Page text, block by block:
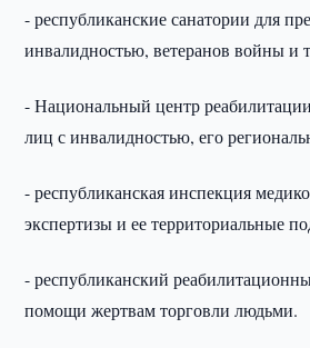
- республиканские санатории для
инвалидностью, ветеранов войны и
- Национальный центр
лиц с инвалидностью, его
- республиканская инспекция
экспертизы и ее территориальные
- республиканский
помощи жертвам торговли людьми.